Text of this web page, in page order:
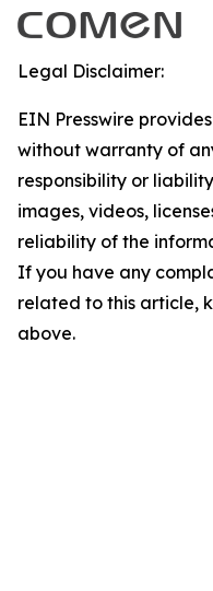
Legal Disclaimer:
EIN Presswire
without warranty of
responsibility or
images, videos,
reliability of the
If you have any
related to this article,
above.